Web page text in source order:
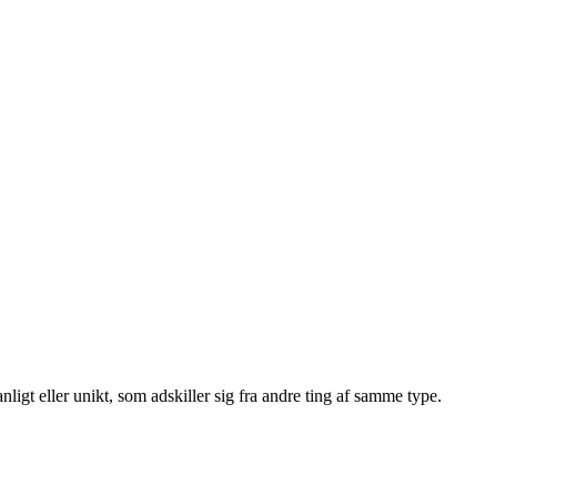
eller unikt, som adskiller sig fra andre ting af samme type.